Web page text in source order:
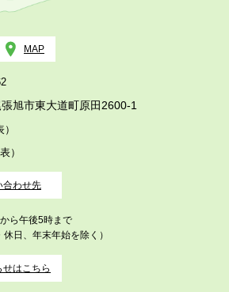
MAP
旭市東大道町原田2600-1
）
合わせ先
ら午後5時まで
日、年末年始を除く）
せはこちら